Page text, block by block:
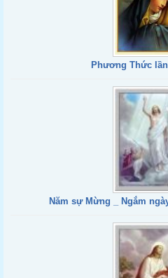
Phương Thức
Năm sự Mừng _ Ngắm